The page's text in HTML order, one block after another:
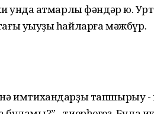
унда ҡатмарлы фәндәр юҡ.
уҡыуҙы һайларға мәжбүр.
имтихандарҙы тапшырыу -